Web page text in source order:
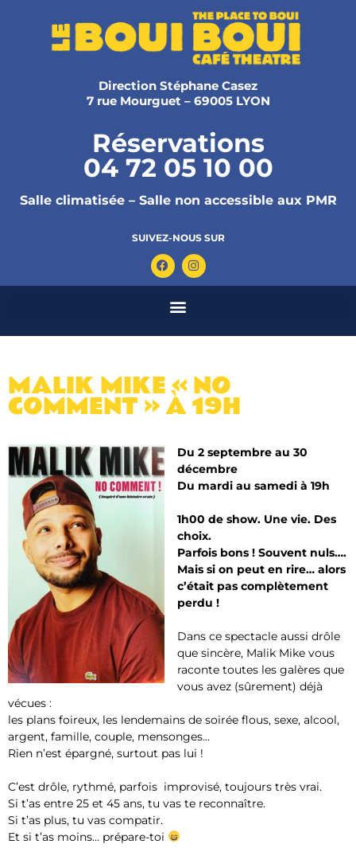
Direction Stéphane Casez
7 rue Mourguet – 69005 LYON
Réservations
04 72 05 10 00
Salle climatisée – Salle non accessible aux PMR
SUIVEZ-NOUS SUR
MALIK MIKE « NO
COMMENT » À 19H
Du 2 septembre au 30
décembre
Du mardi au samedi à 19h
1h00 de show. Une vie. Des
choix.
Parfois bons ! Souvent nuls….
Mais si on peut en rire… alors
c’était pas complètement
perdu !
Dans ce spectacle aussi drôle
que sincère, Malik Mike vous
raconte toutes les galères que
vous avez (sûrement) déjà
vécues :
les plans foireux, les lendemains de soirée flous, sexe, alcool,
argent, famille, couple, mensonges…
Rien n’est épargné, surtout pas lui !
C’est drôle, rythmé, parfois improvisé, toujours très vrai.
Si t’as entre 25 et 45 ans, tu vas te reconnaître.
Si t’as plus, tu vas compatir.
Et si t’as moins… prépare-toi